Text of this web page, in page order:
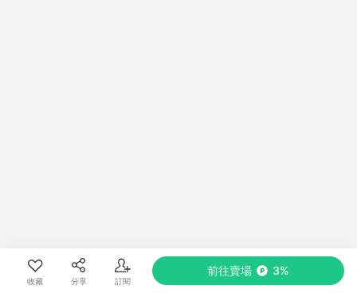
收藏 分享 訂閱
前往賣場 3%